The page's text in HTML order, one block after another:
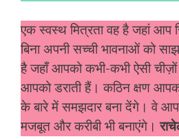
एक स्वस्थ मित्रता वह है जहां
बिना अपनी सच्ची भावनाओं को
है जहाँ आपको कभी-कभी ऐसी चीज़ों
आपको डराती हैं। कठिन क्षण
के बारे में समझदार बना देंगे। वे
मजबूत और करीबी भी बनाएंगे।